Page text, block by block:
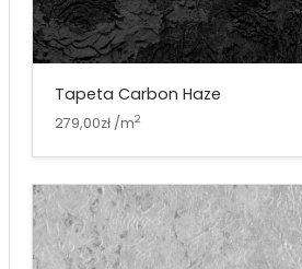
Tapeta Carbon Haze
279,00zł /m2